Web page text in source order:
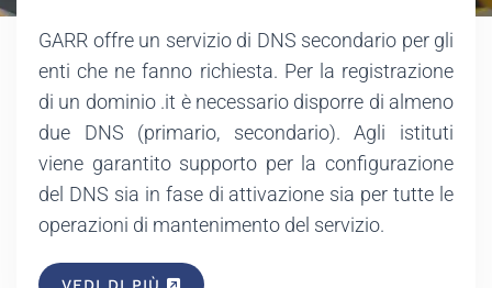
GARR offre un servizio di DNS secondario per gli
enti che ne fanno richiesta. Per la registrazione
di un dominio .it è necessario disporre di almeno
due DNS (primario, secondario). Agli istituti
viene garantito supporto per la configurazione
del DNS sia in fase di attivazione sia per tutte le
operazioni di mantenimento del servizio.